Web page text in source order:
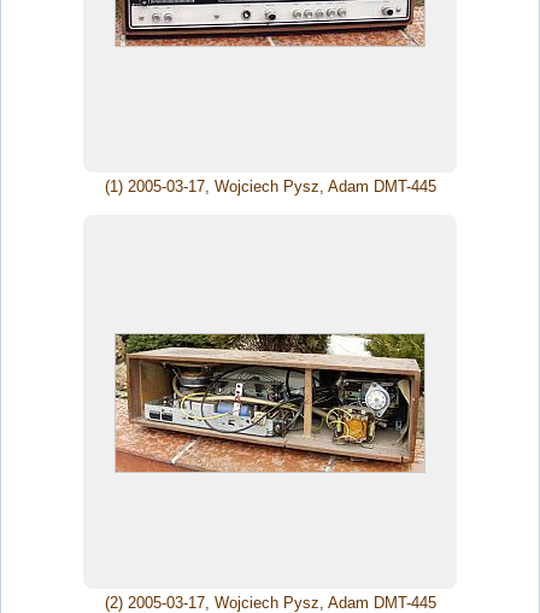
(1) 2005-03-17, Wojciech Pysz, Adam DMT-445
(2) 2005-03-17, Wojciech Pysz, Adam DMT-445